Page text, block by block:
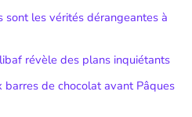
les vérités dérangeantes à
révèle des plans inquiétants
barres de chocolat avant Pâques